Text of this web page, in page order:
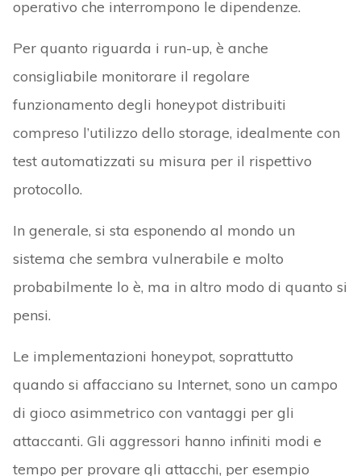
operativo che interrompono le dipendenze.
Per quanto riguarda i run-up, è anche
consigliabile monitorare il regolare
funzionamento degli honeypot distribuiti
compreso l’utilizzo dello storage, idealmente con
test automatizzati su misura per il rispettivo
protocollo.
In generale, si sta esponendo al mondo un
sistema che sembra vulnerabile e molto
probabilmente lo è, ma in altro modo di quanto si
pensi.
Le implementazioni honeypot, soprattutto
quando si affacciano su Internet, sono un campo
di gioco asimmetrico con vantaggi per gli
attaccanti. Gli aggressori hanno infiniti modi e
tempo per provare gli attacchi, per esempio